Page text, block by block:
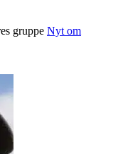
gruppe Nyt om